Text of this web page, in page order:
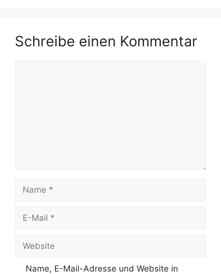
Schreibe einen Kommentar
Mail
Name, E-Mail-Adresse und Website in